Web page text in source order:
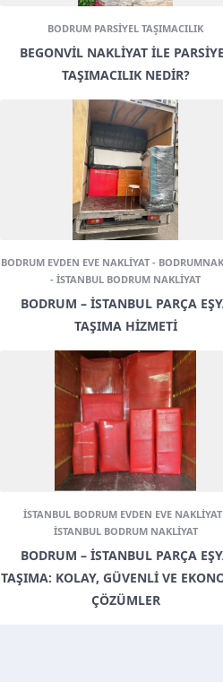
BODRUM PARSIYEL TAŞIMACILIK
BEGONVIL NAKLIYAT ILE
TAŞIMACILIK NEDIR?
BODRUM EVDEN EVE NAKLIYAT -
- ISTANBUL BODRUM NAKLIYAT
BODRUM – İSTANBUL PARÇA
TAŞIMA HIZMETI
ISTANBUL BODRUM EVDEN EVE NAKLIYAT
ISTANBUL BODRUM NAKLIYAT
BODRUM – İSTANBUL PARÇA
TAŞIMA: KOLAY, GÜVENLI VE
ÇÖZÜMLER